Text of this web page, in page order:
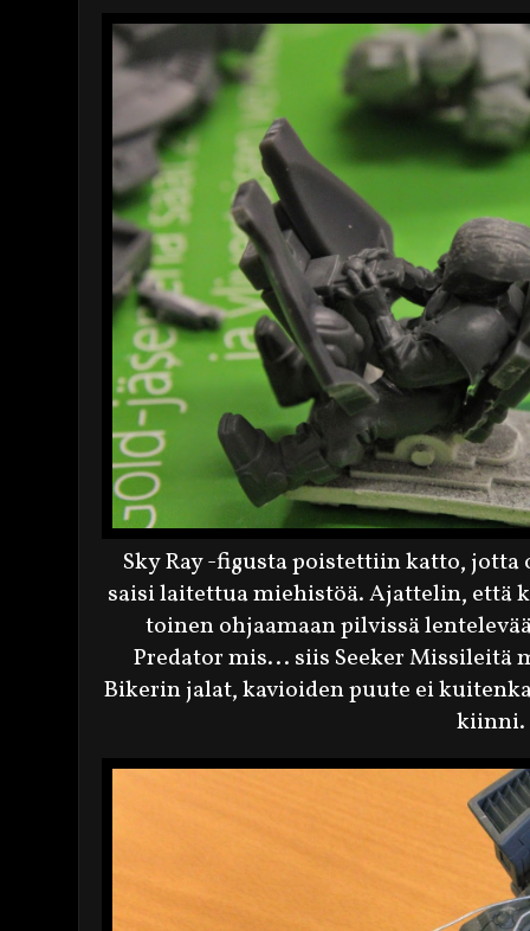
Sky Ray -figusta poistettiin katto,
saisi laitettua miehistöä. Ajattelin, että
toinen ohjaamaan pilvissä
Predator mis... siis Seeker Missileitä
Bikerin jalat, kavioiden puute ei
kiinni.